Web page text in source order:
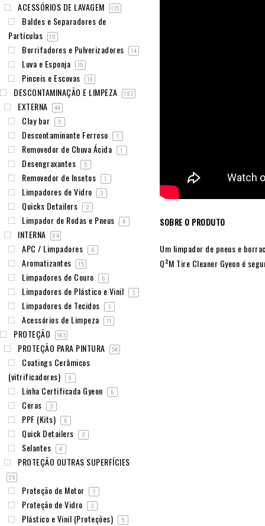
SOBRE O PRODUTO
Um limpador de pneus e
Q²M Tire Cleaner Gyeon é
ACESSÓRIOS DE LAVAGEM 115
Baldes e Separadores de
Partículas
10
Borrifadores e Pulverizadores 14
Luva e Esponja 15
Pinceis e Escovas 19
DESCONTAMINAÇÃO E LIMPEZA 193
EXTERNA 44
Clay bar 5
Descontaminante Ferroso 1
Removedor de Chuva Ácida 1
Desengraxantes 5
Removedor de Insetos 1
Limpadores de Vidro 3
Quicks Detailers 2
Limpador de Rodas e Pneus 4
INTERNA 84
APC / Limpadores 6
Aromatizantes 15
Limpadores de Couro 6
Limpadores de Plástico e Vinil 3
Limpadores de Tecidos 1
Acessórios de Limpeza 11
PROTEÇÃO 143
PROTEÇÃO PARA PINTURA 54
Coatings Cerâmicos
(vitrificadores)
9
Linha Certificada Gyeon 6
Ceras 3
PPF (Kits) 6
Quick Detailers 2
Selantes 4
PROTEÇÃO OUTRAS SUPERFÍCIES
39
Proteção de Motor 1
Proteção de Vidro 3
Plástico e Vinil (Proteções) 5